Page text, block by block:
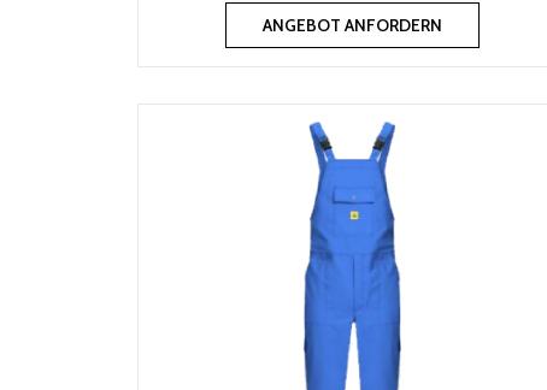
ANGEBOT ANFORDERN